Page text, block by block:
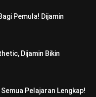
Pemula! Dijamin
Dijamin Bikin
Pelajaran Lengkap!